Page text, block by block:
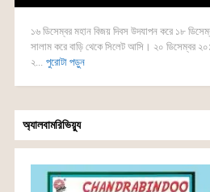
১৬ ডিসেম্বর মহান বিজয় দিবস উদযাপন করে ১৮
সালাম করে বাড়ি থেকে সিলেট আসি। ২০ ডিসেম্বর
২... পুরোটা পড়ুন
অ্যালবামরিভিয়্যু